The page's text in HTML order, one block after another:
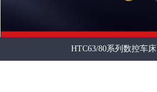
HTC63/80系列数控车床